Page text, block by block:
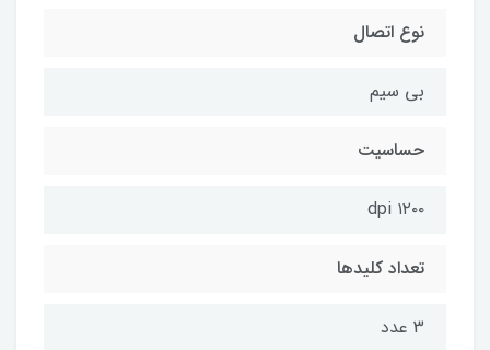
نوع اتصال
بی سیم
حساسیت
۱۲۰۰ dpi
تعداد کلیدها
3 عدد